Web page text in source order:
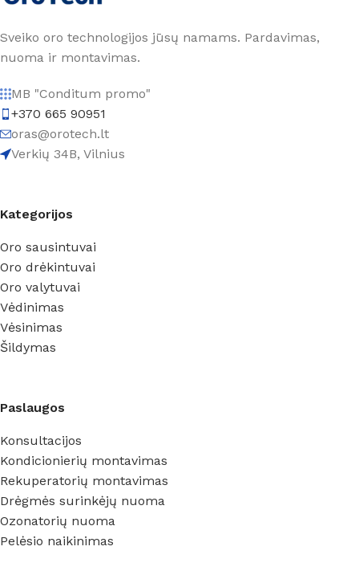
Sveiko oro technologijos jūsų namams. Pardavimas,
nuoma ir montavimas.
MB "Conditum promo"
+370 665 90951
oras@orotech.lt
Verkių 34B, Vilnius
Kategorijos
Oro sausintuvai
Oro drėkintuvai
Oro valytuvai
Vėdinimas
Vėsinimas
Šildymas
Paslaugos
Konsultacijos
Kondicionierių montavimas
Rekuperatorių montavimas
Drėgmės surinkėjų nuoma
Ozonatorių nuoma
Pelėsio naikinimas